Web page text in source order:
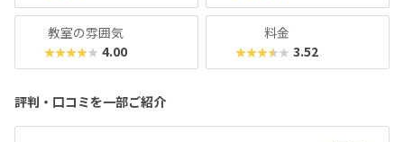
教室の雰囲気
★★★★★ 4.00
料金
★★★★★ 3.52
評判・口コミを一部ご紹介